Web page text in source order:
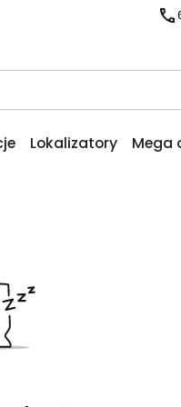
Lokalizatory Mega